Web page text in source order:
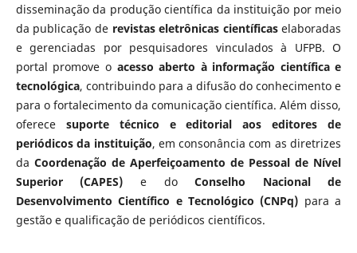
disseminação da produção científica da instituição por meio
da publicação de revistas eletrônicas científicaselaboradas
e gerenciadas por pesquisadores vinculados à UFPB. O
portal promove o acesso aberto à informação científica e
tecnológica, contribuindo para a difusão do conhecimento e
para o fortalecimento da comunicação científica. Além disso,
oferece suporte técnico e editorial aos editores de
periódicos da instituição, em consonância com as diretrizes
da Coordenação de Aperfeiçoamento de Pessoal de Nível
Superior (CAPES) e doConselho Nacional de
Desenvolvimento Científico e Tecnológico (CNPq) para a
gestão e qualificação de periódicos científicos.